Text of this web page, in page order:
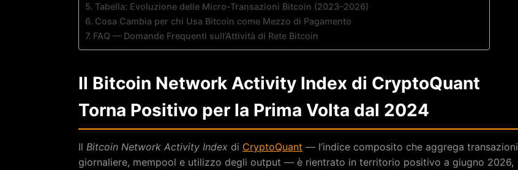
Tabella: Evoluzione delle Micro-Transazioni Bitcoin (2023–2026)
Cosa Cambia per chi Usa Bitcoin come Mezzo di Pagamento
FAQ — Domande Frequenti sull’Attività di Rete Bitcoin
Il Bitcoin Network Activity Index di CryptoQuant
Torna Positivo per la Prima Volta dal 2024
Il Bitcoin Network Activity Index di CryptoQuant — l’indice composito che aggrega transazioni
giornaliere, mempool e utilizzo degli output — è rientrato in territorio positivo a giugno 2026,